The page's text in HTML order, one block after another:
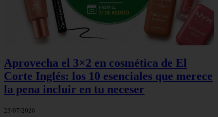
Aprovecha el 3×2 en cosmética de El
Corte Inglés: los 10 esenciales que merece
la pena incluir en tu neceser
23/07/2026